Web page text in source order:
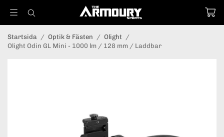
Startsida / Optik & Fästen / Olight /
Olight Odin GL Mini - 1000 lm / 128 mm / Laddbar